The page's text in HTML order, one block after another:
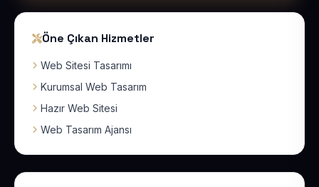
Öne Çıkan Hizmetler
Web Sitesi Tasarımı
Kurumsal Web Tasarım
Hazır Web Sitesi
Web Tasarım Ajansı